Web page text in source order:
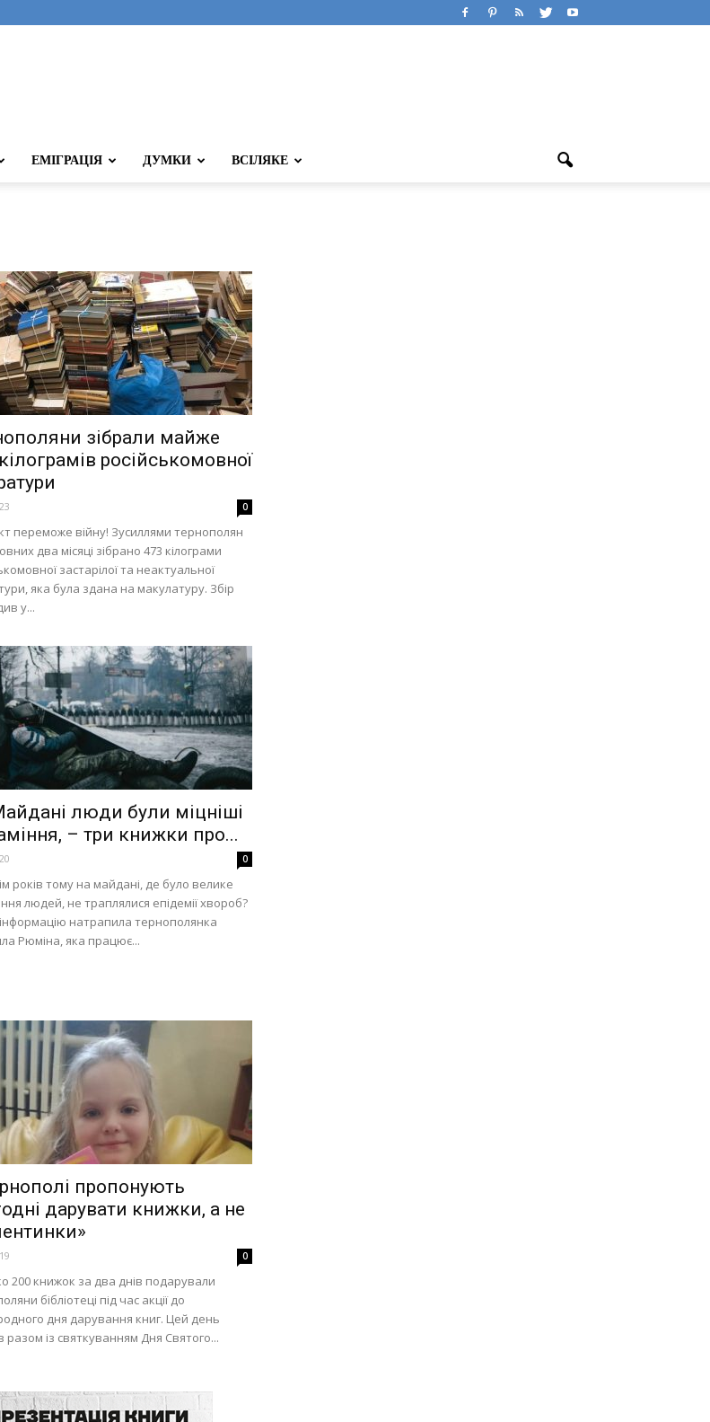
ЕМІГРАЦІЯ ДУМКИ ВСІЛЯКЕ
зібрали майже
російськомовної
0
переможе війну! Зусиллями тернополян
два місяці зібрано 473 кілограми
застарілої та неактуальної
яка була здана на макулатуру. Збір
у...
люди були міцніші
– три книжки про...
0
років тому на майдані, де було велике
людей, не траплялися епідемії хвороб?
натрапила тернополянка
Рюміна, яка працює...
пропонують
дарувати книжки, а не
0
200 книжок за два днів подарували
бібліотеці під час акції до
дня дарування книг. Цей день
разом із святкуванням Дня Святого...